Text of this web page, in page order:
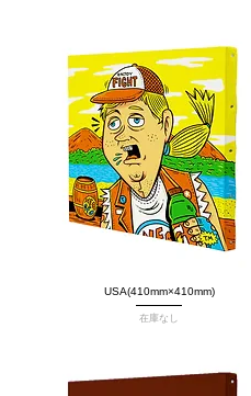
クイックビュー
USA(410mm×410mm)
在庫なし